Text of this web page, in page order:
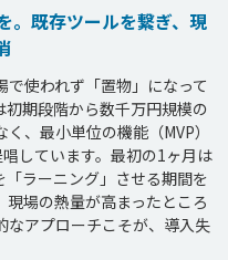
。既存ツールを繋ぎ、現
使われず「置物」になって
期段階から数千万円規模の
、最小単位の機能（MVP）
しています。最初の1ヶ月は
ラーニング」させる期間を
場の熱量が高まったところ
なアプローチこそが、導入失